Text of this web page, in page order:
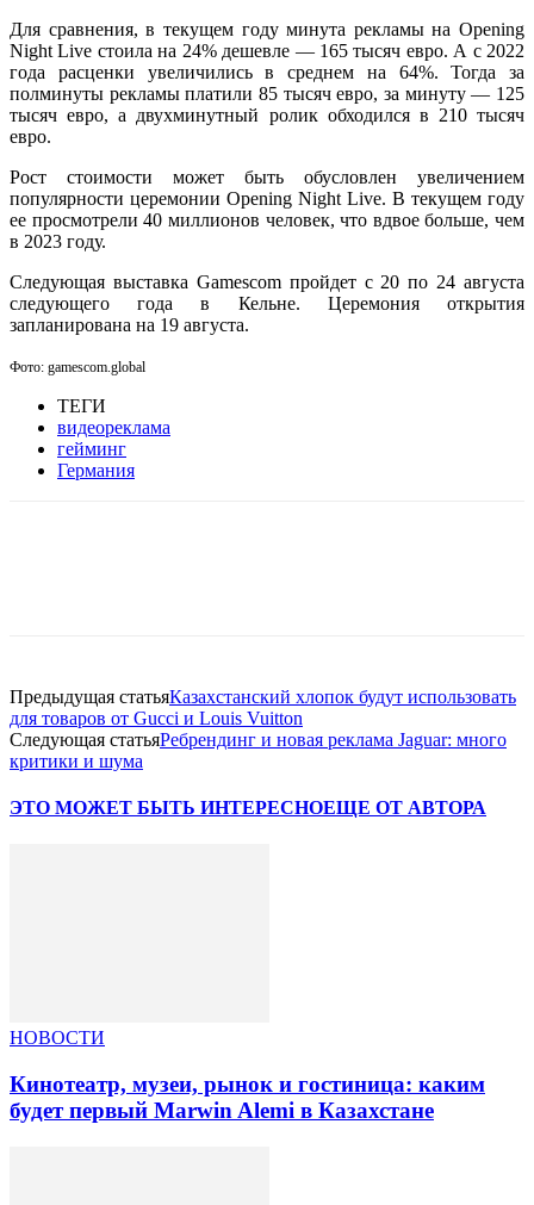
Для сравнения, в текущем году минута рекламы на Opening
Night Live стоила на 24% дешевле — 165 тысяч евро. А с 2022
года расценки увеличились в среднем на 64%. Тогда за
полминуты рекламы платили 85 тысяч евро, за минуту — 125
тысяч евро, а двухминутный ролик обходился в 210 тысяч
евро.
Рост стоимости может быть обусловлен увеличением
популярности церемонии Opening Night Live. В текущем году
ее просмотрели 40 миллионов человек, что вдвое больше, чем
в 2023 году.
Следующая выставка Gamescom пройдет с 20 по 24 августа
следующего года в Кельне. Церемония открытия
запланирована на 19 августа.
Фото: gamescom.global
ТЕГИ
видеореклама
гейминг
Германия
Предыдущая статьяКазахстанский хлопок будут использовать
для товаров от Gucci и Louis Vuitton
Следующая статьяРебрендинг и новая реклама Jaguar: много
критики и шума
ЭТО МОЖЕТ БЫТЬ ИНТЕРЕСНОЕЩЕ ОТ АВТОРА
НОВОСТИ
Кинотеатр, музеи, рынок и гостиница: каким
будет первый Marwin Alemi в Казахстане